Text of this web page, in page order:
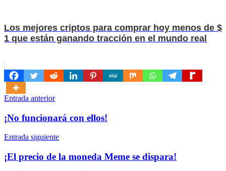
Los mejores criptos para comprar hoy menos de $
1 que están ganando tracción en el mundo real
Navegación
de
entradas
Entrada anterior
¡No funcionará con ellos!
Entrada siguiente
¡El precio de la moneda Meme se dispara!